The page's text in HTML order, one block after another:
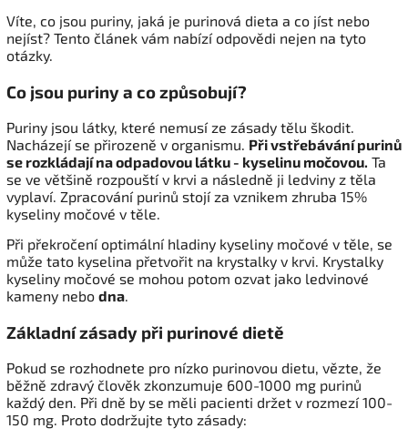
Víte, co jsou puriny, jaká je purinová dieta a co jíst nebo
nejíst? Tento článek vám nabízí odpovědi nejen na tyto
otázky.
Co jsou puriny a co způsobují?
Puriny jsou látky, které nemusí ze zásady tělu škodit.
Nacházejí se přirozeně v organismu. Při vstřebávání purinů
se rozkládají na odpadovou látku - kyselinu močovou. Ta
se ve většině rozpouští v krvi a následně ji ledviny z těla
vyplaví. Zpracování purinů stojí za vznikem zhruba 15%
kyseliny močové v těle.
Při překročení optimální hladiny kyseliny močové v těle, se
může tato kyselina přetvořit na krystalky v krvi. Krystalky
kyseliny močové se mohou potom ozvat jako ledvinové
kameny nebo dna.
Základní zásady při purinové dietě
Pokud se rozhodnete pro nízko purinovou dietu, vězte, že
běžně zdravý člověk zkonzumuje 600-1000 mg purinů
každý den. Při dně by se měli pacienti držet v rozmezí 100-
150 mg. Proto dodržujte tyto zásady: